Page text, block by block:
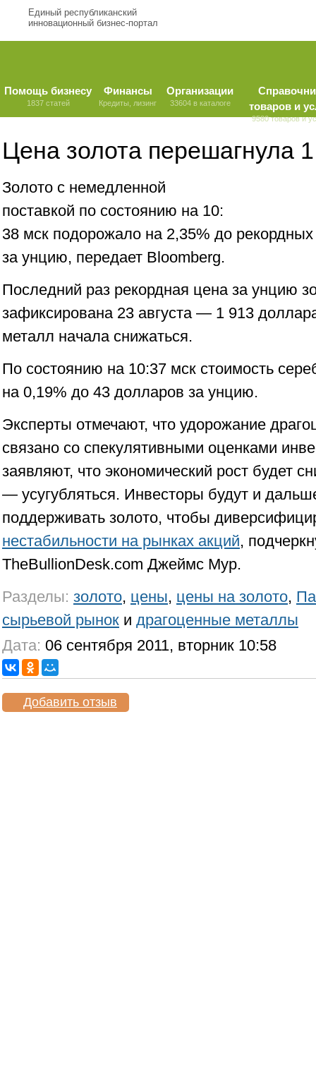
Единый республиканский
инновационный бизнес-портал
Помощь бизнесу
1837 статей
Финансы
Кредиты, лизинг
Организации
33604 в каталоге
товаров и
9580 товаров и
Цена золота перешагнула
Золото с немедленной
поставкой по состоянию на 10:
38 мск подорожало на 2,35% до
за унцию, передает Bloomberg.
Последний раз рекордная цена за унцию
зафиксирована 23 августа — 1 913
металл начала снижаться.
По состоянию на 10:37 мск стоимость
на 0,19% до 43 долларов за унцию.
Эксперты отмечают, что удорожание
связано со спекулятивными оценками
заявляют, что экономический рост будет
— усугубляться. Инвесторы будут и
поддерживать золото, чтобы
нестабильности на рынках акций,
TheBullionDesk.com Джеймс Мур.
Разделы: золото, цены, цены на золото,
сырьевой рынок и драгоценные металлы
Дата: 06 сентября 2011, вторник 10:58
Добавить отзыв